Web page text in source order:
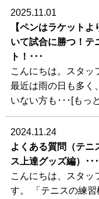
2025.11.01
【ペンはラケット
いて試合に勝つ！テ
ト！･･･
こんにちは。スタッ
最近は雨の日も多く
いない方も･･･[もっ
2024.11.24
よくある質問（テニ
ス上達グッズ編）･･･
こんにちは、スタッ
す。 「テニスの練